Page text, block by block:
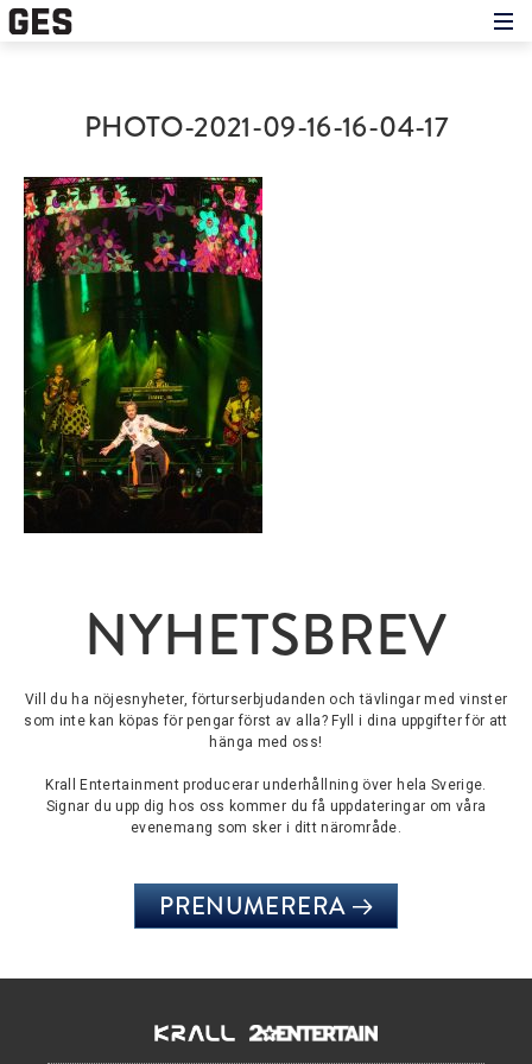
Historien om GES
Nyheter
PHOTO-2021-09-16-16-04-17
NYHETSBREV
Vill du ha nöjesnyheter, förturserbjudanden och tävlingar med vinster
som inte kan köpas för pengar först av alla? Fyll i dina uppgifter för att
hänga med oss!
Krall Entertainment producerar underhållning över hela Sverige.
Signar du upp dig hos oss kommer du få uppdateringar om våra
evenemang som sker i ditt närområde.
PRENUMERERA